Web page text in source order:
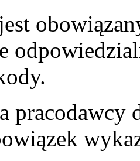
pracodawcy